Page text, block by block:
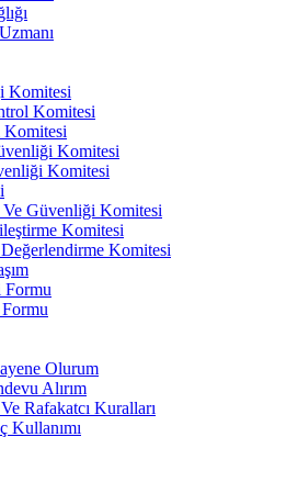
Komitesi
Komitesi
Komitesi
Komitesi
Komitesi
Ve Güvenliği Komitesi
Komitesi
Değerlendirme Komitesi
Formu
Olurum
Alırım
Rafakatcı Kuralları
Kullanımı